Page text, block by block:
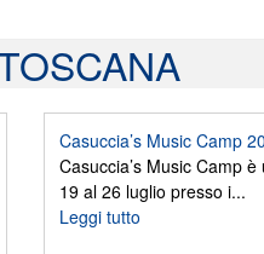
Casuccia’s Music Camp
Casuccia’s Music Camp
19 al 26 luglio presso i...
Leggi tutto